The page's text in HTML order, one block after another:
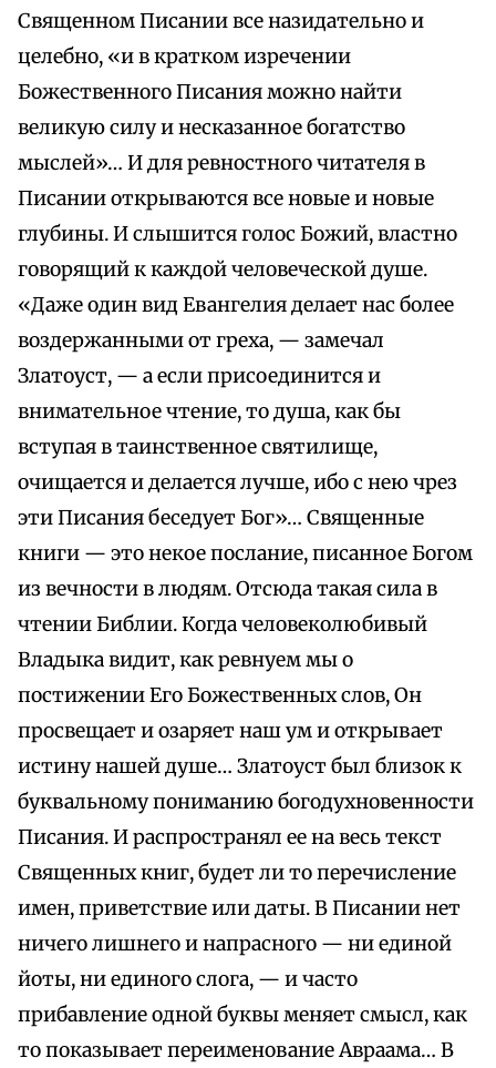
Священном Писании все назидательно и
целебно, «и в кратком изречении
Божественного Писания можно найти
великую силу и несказанное богатство
мыслей»… И для ревностного читателя в
Писании открываются все новые и новые
глубины. И слышится голос Божий, властно
говорящий к каждой человеческой душе.
«Даже один вид Евангелия делает нас более
воздержанными от греха, — замечал
Златоуст, — а если присоединится и
внимательное чтение, то душа, как бы
вступая в таинственное святилище,
очищается и делается лучше, ибо с нею чрез
эти Писания беседует Бог»… Священные
книги — это некoe послание, писанное Богом
из вечности в людям. Отсюда такая сила в
чтении Библии. Когда человеколюбивый
Владыка видит, как ревнуем мы о
постижении Его Божественных слов, Он
просвещает и озаряет наш ум и открывает
истину нашей душе… Златоуст был близок к
буквальному пониманию богодухновенности
Писания. И распространял ее на весь текст
Священных книг, будет ли то перечисление
имен, приветствие или даты. В Писании нет
ничего лишнего и напрасного — ни единой
йоты, ни единого слога, — и часто
прибавление одной буквы меняет смысл, как
то показывает переименование Авраама… В